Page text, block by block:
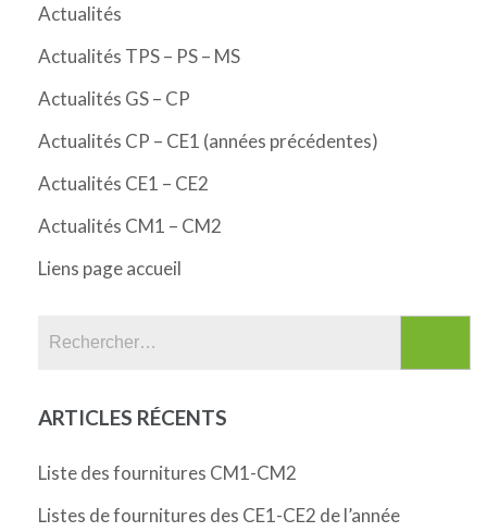
Actualités
Actualités TPS – PS – MS
Actualités GS – CP
Actualités CP – CE1 (années précédentes)
Actualités CE1 – CE2
Actualités CM1 – CM2
Liens page accueil
ARTICLES RÉCENTS
Liste des fournitures CM1-CM2
Listes de fournitures des CE1-CE2 de l’année